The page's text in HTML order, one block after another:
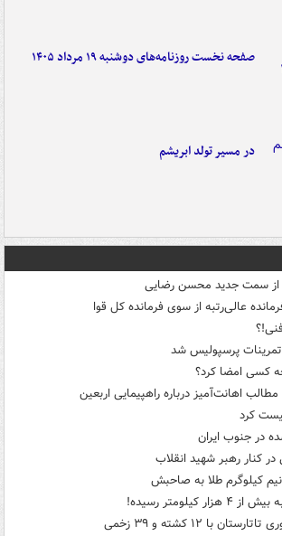
صفحه نخست روزنامه‌های دوشنبه ۱۹ مرداد ۱۴۰۵
در مسیر تولد ابریشم
سمت جدید محسن رضایی
عالی‌رتبه از سوی فرمانده کل قوا
پرسپولیس شد
کسی امضا کرد؟
اهانت‌آمیز درباره راهپیمایی اربعین
کرد
در جنوب ایران
کنار رهبر شهید انقلاب
کیلوگرم طلا به صاحبش
رسیده!
با ۱۲ کشته و ۳۹ زخمی